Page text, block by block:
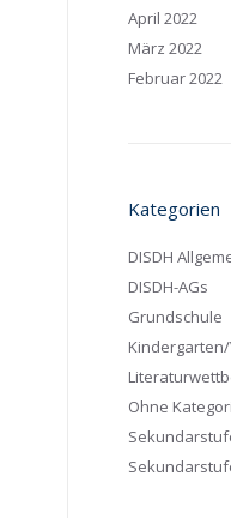
April 2022
März 2022
Februar 2022
Kategorien
DISDH
DISDH-AGs
Grundschule
Ohne